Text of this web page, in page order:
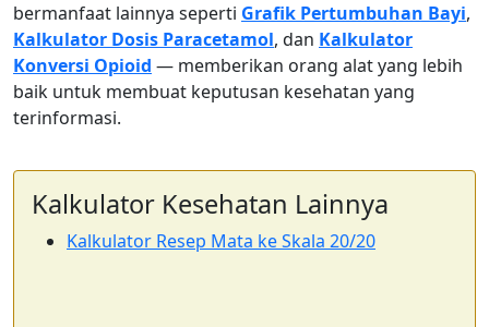
bermanfaat lainnya seperti Grafik Pertumbuhan Bayi,
Kalkulator Dosis Paracetamol, dan Kalkulator
Konversi Opioid — memberikan orang alat yang lebih
baik untuk membuat keputusan kesehatan yang
terinformasi.
Kalkulator Kesehatan Lainnya
Kalkulator Resep Mata ke Skala 20/20